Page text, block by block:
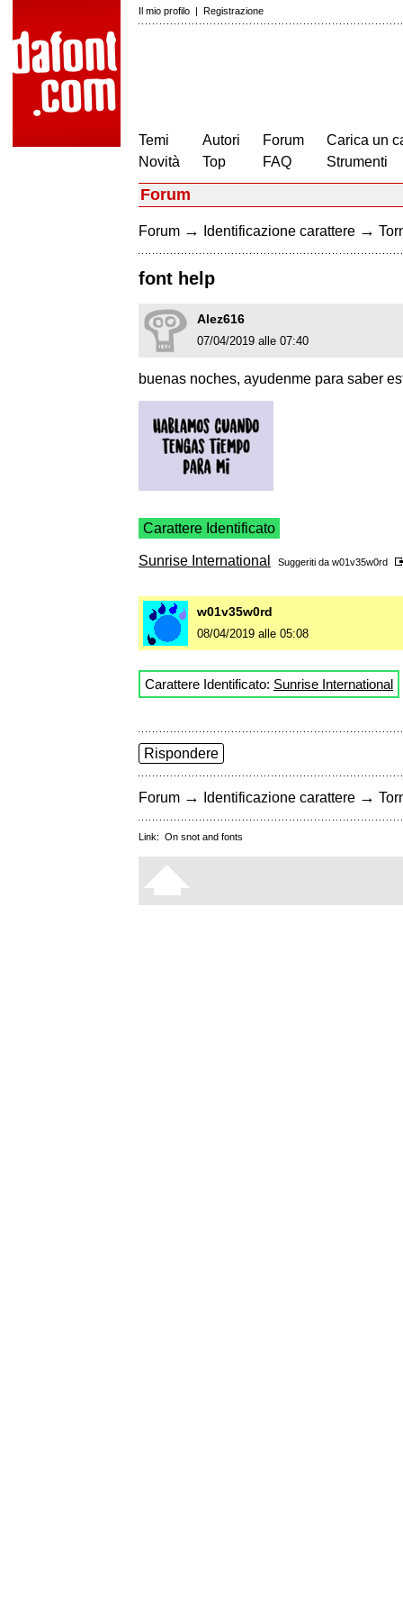
Il mio profilo | Registrazione
Temi
Novità
Autori
Top
Forum
FAQ
Carica un
Strumenti
Forum
Forum → Identificazione carattere →
font help
Alez616
07/04/2019 alle 07:40
buenas noches, ayudenme para saber
Carattere Identificato
Sunrise International Suggeriti da w01v35w0rd
w01v35w0rd
08/04/2019 alle 05:08
Carattere Identificato: Sunrise International
Rispondere
Forum → Identificazione carattere →
Link: On snot and fonts